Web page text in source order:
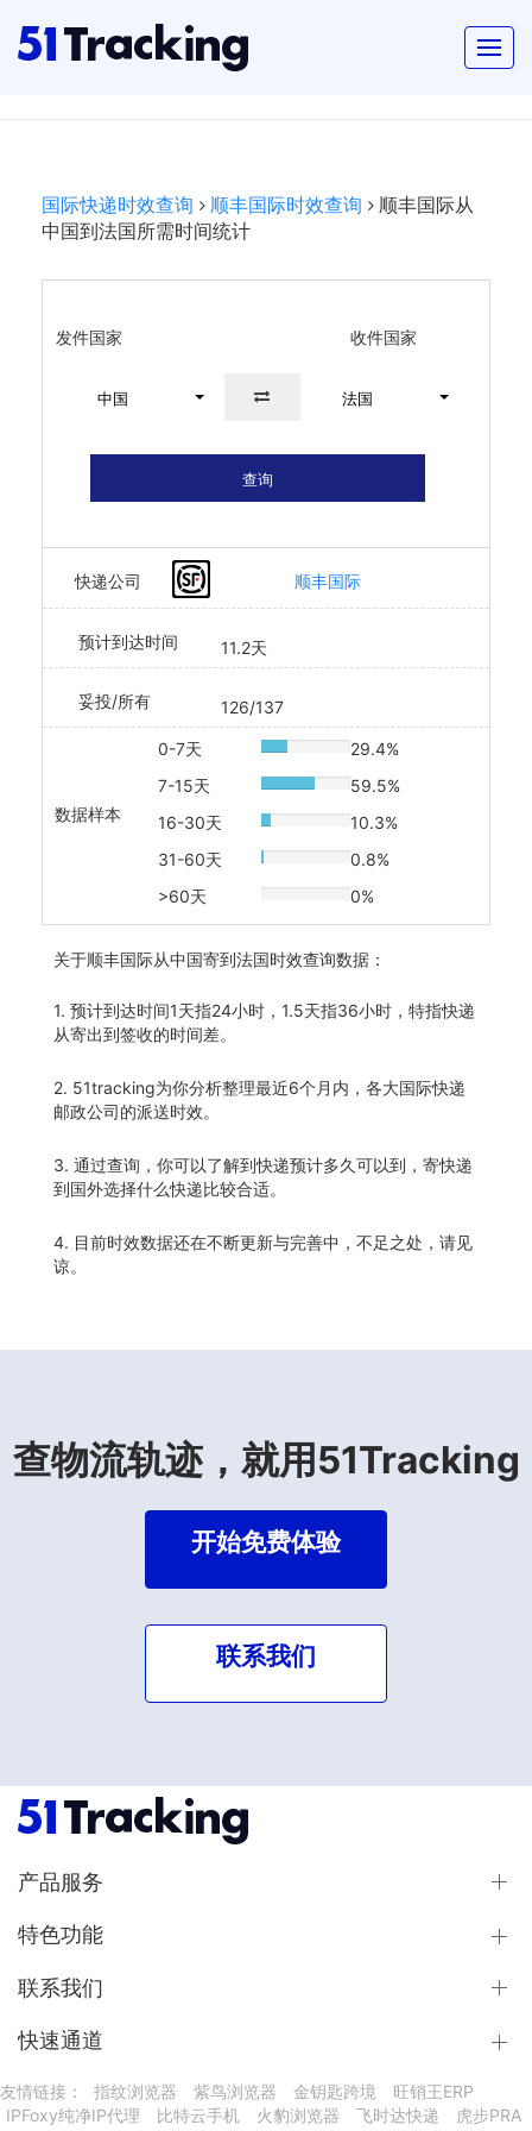
国际快递时效查询 顺丰国际时效查询
顺丰国际从
中国到法国所需时间统计
发件国家 收件国家
中国 法国
查询
快递公司 顺丰国际
预计到达时间 11.2天
妥投/所有 126/137
数据样本
0-7天 20% Complete29.4%
7-15天
20% Complete
59.5%
16-30天
20% Complete10.3%
31-60天
20% Complete0.8%
>60天
20% Complete0%
关于顺丰国际从中国寄到法国时效查询数据：
1. 预计到达时间1天指24小时，1.5天指36小时，特指快递
从寄出到签收的时间差。
2. 51tracking为你分析整理最近6个月内，各大国际快递
邮政公司的派送时效。
3. 通过查询，你可以了解到快递预计多久可以到，寄快递
到国外选择什么快递比较合适。
4. 目前时效数据还在不断更新与完善中，不足之处，请见
谅。
查物流轨迹，就用51Tracking
开始免费体验
联系我们
产品服务
特色功能
联系我们
快速通道
友情链接： 指纹浏览器 紫鸟浏览器 金钥匙跨境
旺销王ERP
IPFoxy纯净IP代理
比特云手机 火豹浏览器 飞时达快递
虎步PRA